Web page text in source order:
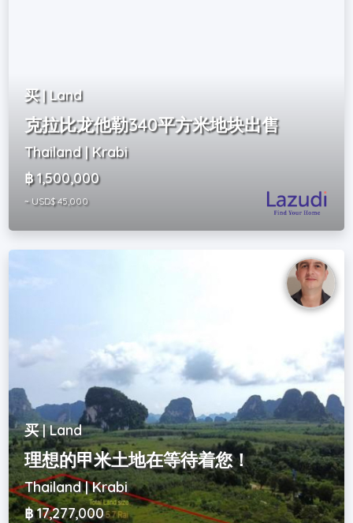
买 | Land
克拉比龙他勒340平方米地块出售
Thailand | Krabi
฿ 1,500,000
~ USD$ 45,000
买 | Land
理想的甲米土地在等待着您！
Thailand | Krabi
฿ 17,277,000